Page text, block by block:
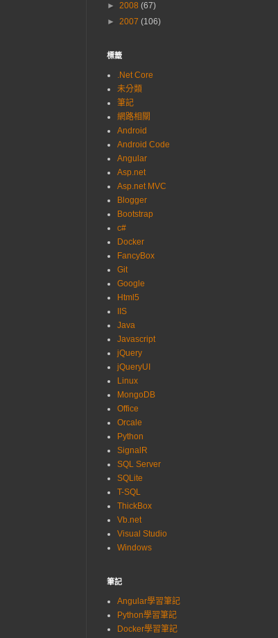
► 2008 (67)
► 2007 (106)
標籤
.Net Core
未分類
筆記
網路相關
Android
Android Code
Angular
Asp.net
Asp.net MVC
Blogger
Bootstrap
c#
Docker
FancyBox
Git
Google
Html5
IIS
Java
Javascript
jQuery
jQueryUI
Linux
MongoDB
Office
Orcale
Python
SignalR
SQL Server
SQLite
T-SQL
ThickBox
Vb.net
Visual Studio
Windows
筆記
Angular學習筆記
Python學習筆記
Docker學習筆記